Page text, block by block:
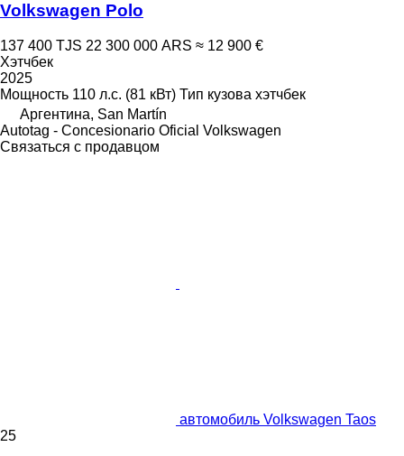
Volkswagen Polo
137 400 TJS 22 300 000 ARS ≈ 12 900 €
Хэтчбек
2025
Мощность 110 л.с. (81 кВт) Тип кузова хэтчбек
Аргентина, San Martín
Autotag - Concesionario Oficial Volkswagen
Связаться с продавцом
автомобиль Volkswagen Taos
25